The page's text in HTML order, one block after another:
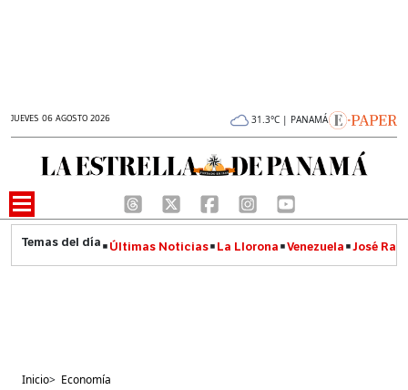
JUEVES 06 AGOSTO 2026 31.3°C | PANAMÁ
Últimas Noticias La Llorona Venezuela José
Inicio> Economía